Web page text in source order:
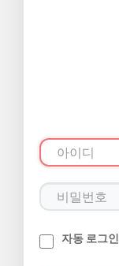
자동 로그인